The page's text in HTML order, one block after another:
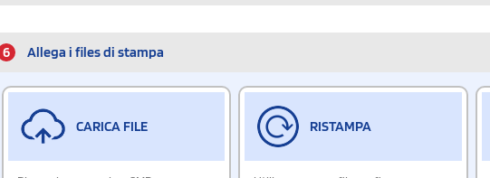
6 Allega i files di stampa
CARICA FILE RISTAMPA